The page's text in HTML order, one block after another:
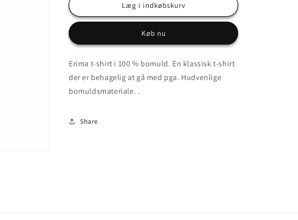
promo
Casual
promo
shirt
Læg i indkøbskurv
Køb nu
Erima t-shirt i 100 % bomuld. En klassisk t-shirt
der er behagelig at gå med pga. Hudvenlige
bomuldsmateriale. .
Share